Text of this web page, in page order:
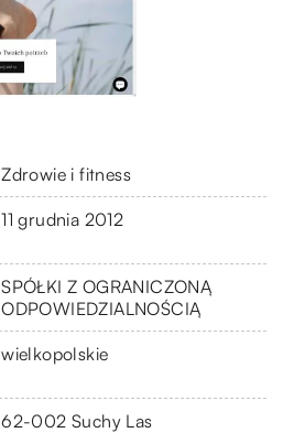
Zdrowie i fitness
11 grudnia 2012
SPÓŁKI Z OGRANICZONĄ
ODPOWIEDZIALNOŚCIĄ
wielkopolskie
62-002 Suchy Las